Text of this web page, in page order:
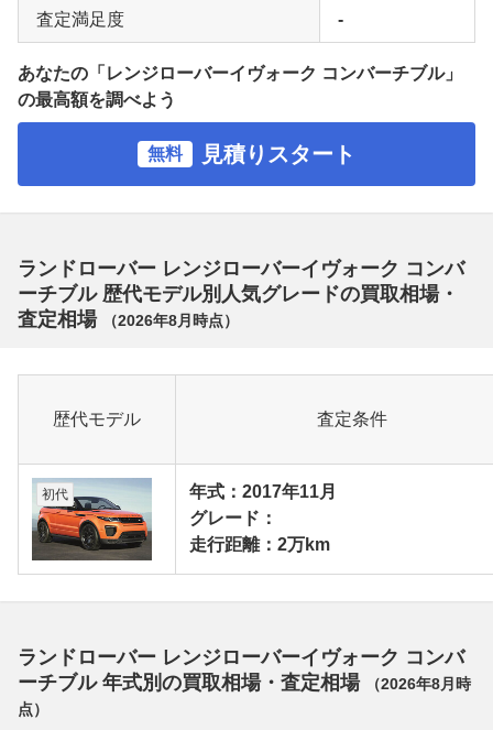
査定満足度 -
あなたの「レンジローバーイヴォーク コンバーチブル」
の最高額を調べよう
無料 見積りスタート
ランドローバー レンジローバーイヴォーク コンバ
ーチブル 歴代モデル別人気グレードの買取相場・
査定相場
（2026年8月 時点）
歴代モデル 査定条件
初代
年式：2017年11月
グレード：
走行距離：2万km
ランドローバー レンジローバーイヴォーク コンバ
ーチブル 年式別の買取相場・査定相場
（2026年8月 時
点）